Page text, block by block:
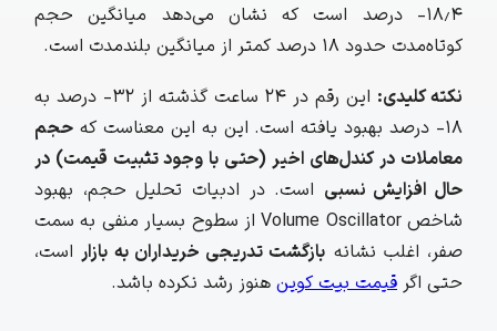
۱۸٫۴- درصد است که نشان می‌دهد میانگین حجم
کوتاه‌مدت حدود ۱۸ درصد کمتر از میانگین بلندمدت است.
نکته کلیدی:
این رقم در ۲۴ ساعت گذشته از ۳۲- درصد به
۱۸- درصد بهبود یافته است. این به این معناست که
حجم
معاملات در کندل‌های اخیر (حتی با وجود تثبیت قیمت) در
حال افزایش نسبی است. در ادبیات تحلیل حجم، بهبود
شاخص Volume Oscillator از سطوح بسیار منفی به سمت
صفر، اغلب نشانه بازگشت تدریجی خریداران به بازاراست،
حتی اگر قیمت بیت کوین هنوز رشد نکرده باشد.